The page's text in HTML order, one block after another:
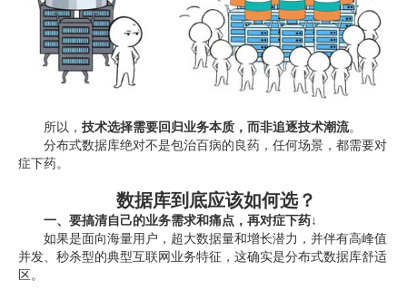
所以， 技术选择需要回归业务本质，而非追逐技术潮流。
分布式数据库绝对不是包治百病的良药，任何场景，都需要对
症下药。
数据库到底应该如何选？
一、要搞清自己的业务需求和痛点，再对症下药↓
如果是面向海量用户，超大数据量和增长潜力，并伴有高峰值
并发、秒杀型的典型互联网业务特征，这确实是分布式数据库舒适
区。